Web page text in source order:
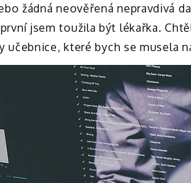
žádná neověřená nepravdivá
jsem toužila být lékařka.
učebnice, které bych se musela